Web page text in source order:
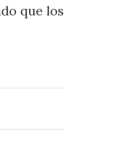
que los